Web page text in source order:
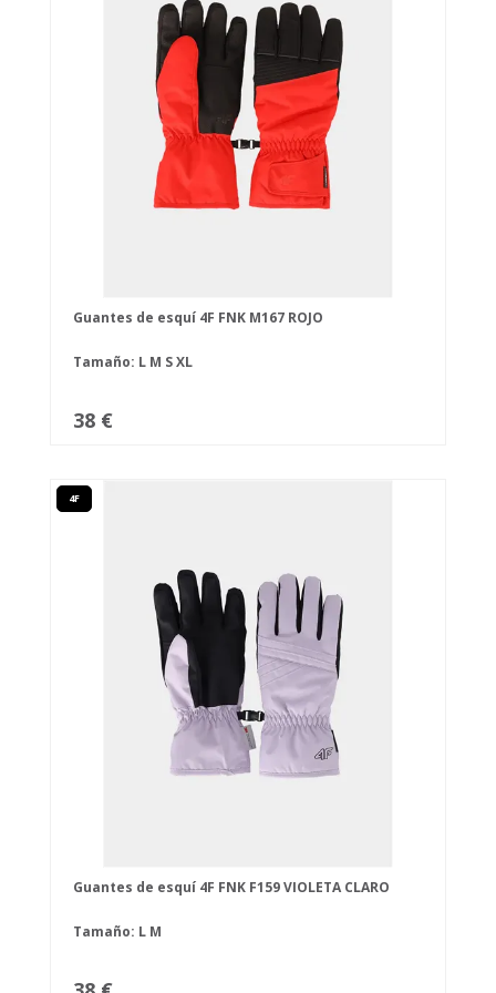
Guantes de esquí 4F FNK M167 ROJO
Tamaño: L M SXL
38 €
4F
Guantes de esquí 4F FNK F159 VIOLETA CLARO
Tamaño: L M